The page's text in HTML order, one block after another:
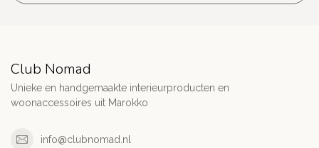
Club Nomad
Unieke en handgemaakte interieurproducten en
woonaccessoires uit Marokko
info@clubnomad.nl